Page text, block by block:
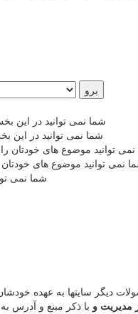
شما نمی توانید در این
شما نمی توانید در این
توانید موضوع های خودتان
نمی توانید موضوع های
شما نمی
مدیریت و